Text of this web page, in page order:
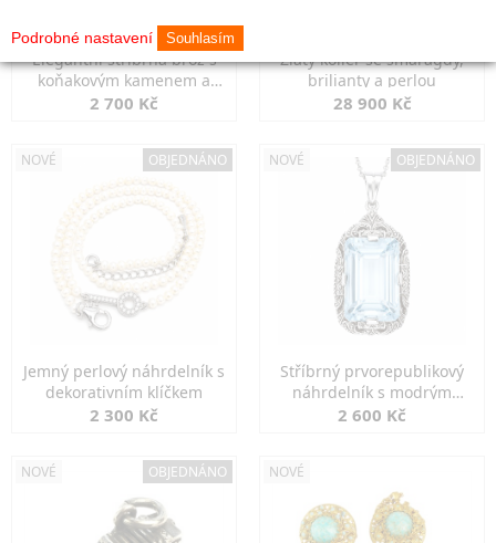
Elegantní stříbrná brož s
koňakovým kamenem a
markazity
2 700 Kč
Zlatý kolier se smaragdy,
brilianty a perlou
28 900 Kč
NOVÉ OBJEDNÁNO
Jemný perlový náhrdelník s
dekorativním klíčkem
2 300 Kč
NOVÉ OBJEDNÁNO
Stříbrný prvorepublikový
náhrdelník s modrým
spinelem
2 600 Kč
NOVÉ OBJEDNÁNO NOVÉ
Podrobné nastavení Souhlasím